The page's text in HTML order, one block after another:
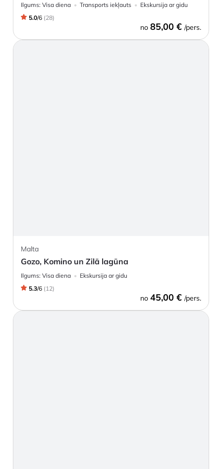
Ilgums: Visa diena Transports iekļauts
Ekskursija ar gidu
5.0/6 (28)
no 85,00 € /pers.
Malta
Gozo, Komino un Zilā lagūna
Ilgums: Visa diena
Ekskursija ar gidu
5.3/6 (12)
no 45,00 € /pers.